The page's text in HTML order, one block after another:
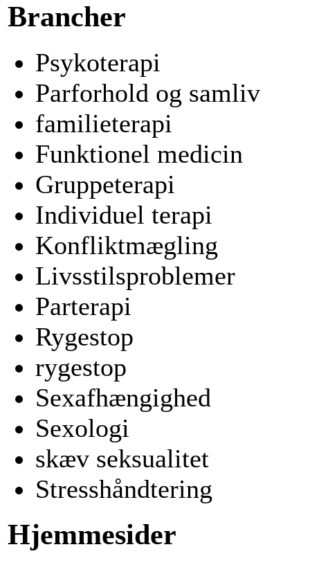
Brancher
Psykoterapi
Parforhold og samliv
familieterapi
Funktionel medicin
Gruppeterapi
Individuel terapi
Konfliktmægling
Livsstilsproblemer
Parterapi
Rygestop
rygestop
Sexafhængighed
Sexologi
skæv seksualitet
Stresshåndtering
Hjemmesider